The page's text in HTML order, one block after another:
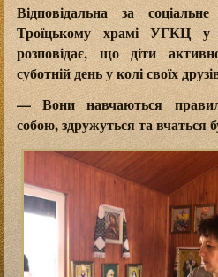
Відповідальна за
Троїцькому храмі УГКЦ у
розповідає, що діти
суботній день у колі своїх
— Вони навчаються
собою, здружуться та